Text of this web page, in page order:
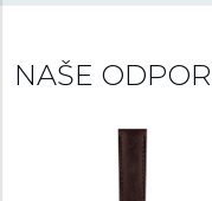
zahrňuje hodinky
ponúka modely
hodinky, ktoré u
T-Pocket
hodinky, pri ktorých v
NAŠE